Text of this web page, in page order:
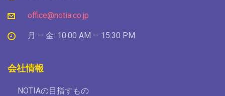
office@notia.co.jp
月 — 金: 10:00 AM — 15:30 PM
会社情報
NOTIAの目指すもの